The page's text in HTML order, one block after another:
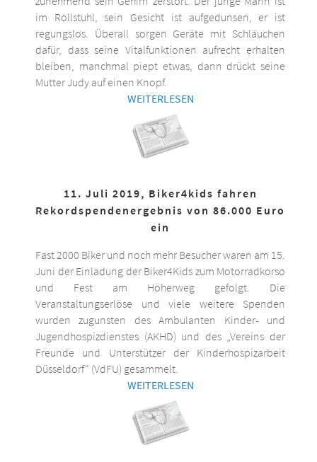
im Rollstuhl, sein Gesicht ist aufgedunsen, er ist
regungslos. Überall sorgen Geräte mit Schläuchen
dafür, dass seine Vitalfunktionen aufrecht erhalten
bleiben, manchmal piept etwas, dann drückt seine
Mutter Judy auf einen Knopf.
WEITERLESEN
11. Juli 2019, Biker4kids fahren
Rekordspendenergebnis von 86.000 Euro
ein
Fast 2000 Biker und noch mehr Besucher waren am 15.
Juni der Einladung der Biker4Kids zum Motorradkorso
und Fest am Höherweg gefolgt. Die
Veranstaltungserlöse und viele weitere Spenden
wurden zugunsten des Ambulanten Kinder- und
Jugendhospizdienstes (AKHD) und des „Vereins der
Freunde und Unterstützer der Kinderhospizarbeit
Düsseldorf“ (VdFU) gesammelt.
WEITERLESEN